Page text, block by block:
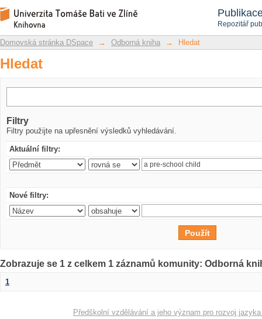
Repozitář
Hledat
Repozitář DSpace/Manakin
Domovská stránka DSpace → Odborná kniha → Hledat
Hledat
Filtry
Filtry použijte na upřesnění výsledků vyhledávání.
Aktuální filtry:
Nové filtry:
Zobrazuje se 1 z celkem 1 záznamů komunity: Odborná
1
Předškolní vzdělávání a jeho význam pro rozvoj